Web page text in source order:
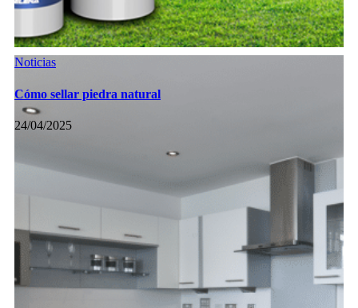
Noticias
Cómo sellar piedra natural
24/04/2025